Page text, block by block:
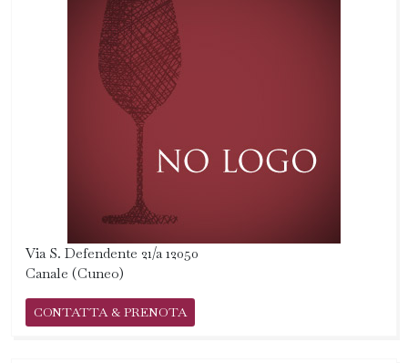
Via S. Defendente 21/a 12050
Canale (Cuneo)
CONTATTA & PRENOTA